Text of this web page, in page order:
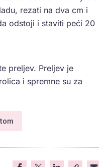
rezati na dva cm i
odstoji i staviti peći 20
preljev. Preljev je
i spremne su za